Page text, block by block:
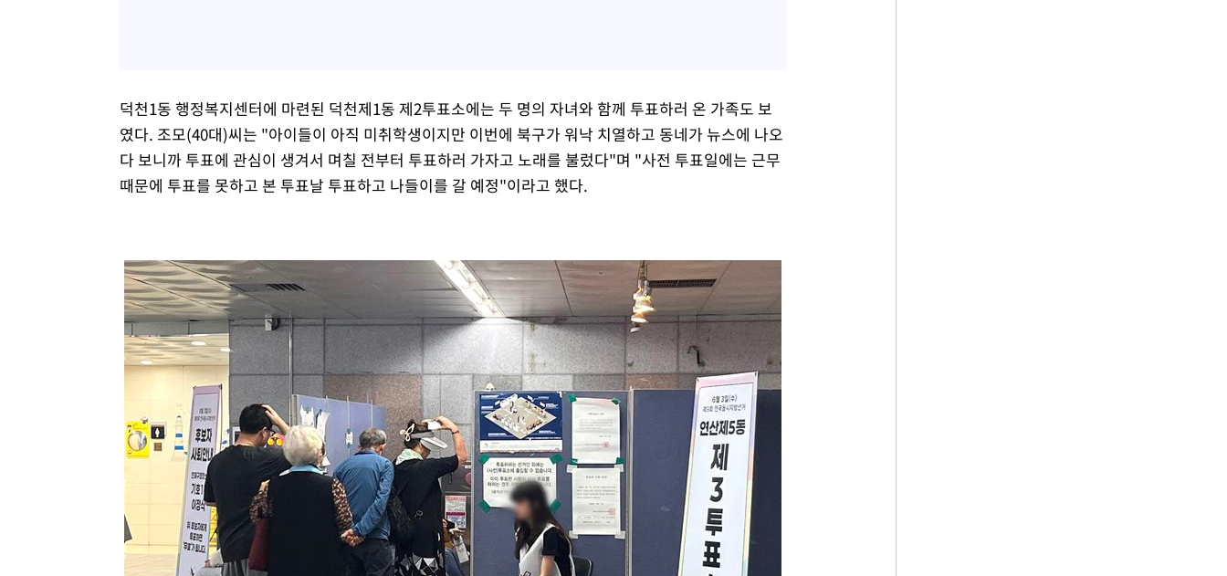
덕천1동 행정복지센터에 마련된 덕천제1동 제2투표소에는 두 명의 자녀와 함께 투표하러 온 가족도 보
였다. 조모(40대)씨는 "아이들이 아직 미취학생이지만 이번에 북구가 워낙 치열하고 동네가 뉴스에 나오
다 보니까 투표에 관심이 생겨서 며칠 전부터 투표하러 가자고 노래를 불렀다"며 "사전 투표일에는 근무
때문에 투표를 못하고 본 투표날 투표하고 나들이를 갈 예정"이라고 했다.